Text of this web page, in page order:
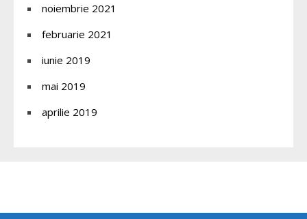
noiembrie 2021
februarie 2021
iunie 2019
mai 2019
aprilie 2019